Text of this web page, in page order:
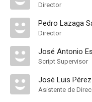
Director
Director
Script Supervisor